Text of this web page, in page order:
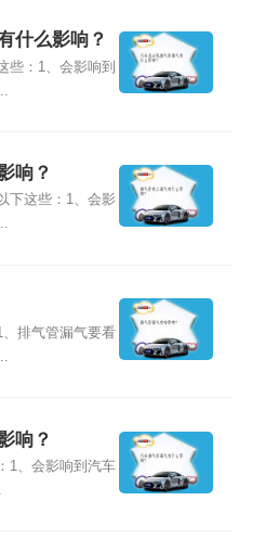
什么影响？
些：1、会影响到
响？
下这些：1、会影
排气管漏气要看
响？
1、会影响到汽车